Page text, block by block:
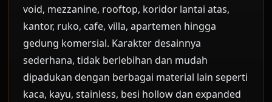
void, mezzanine, rooftop, koridor lantai atas,
kantor, ruko, cafe, villa, apartemen hingga
gedung komersial. Karakter desainnya
sederhana, tidak berlebihan dan mudah
dipadukan dengan berbagai material lain seperti
kaca, kayu, stainless, besi hollow dan expanded